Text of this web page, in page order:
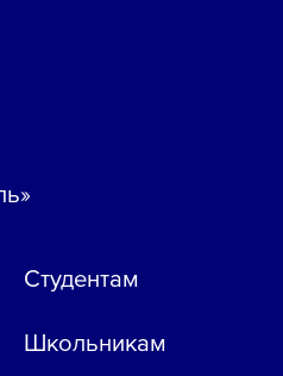
Студентам
Школьникам